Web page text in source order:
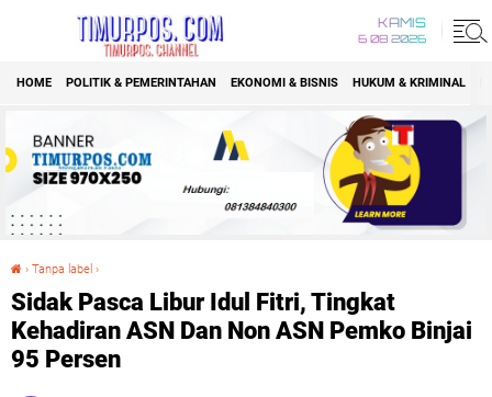
KAMIS
6 08 2026
HOME POLITIK & PEMERINTAHAN EKONOMI & BISNIS HUKUM & KRIMINAL
› Tanpa label ›
Sidak Pasca Libur Idul Fitri, Tingkat
Kehadiran ASN Dan Non ASN Pemko Binjai
95 Persen